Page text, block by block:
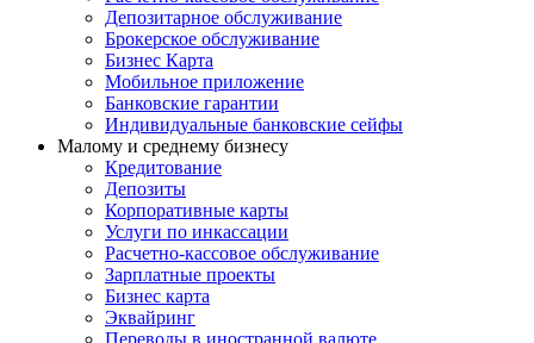
Депозитарное обслуживание
Брокерское обслуживание
Бизнес Карта
Мобильное приложение
Банковские гарантии
Индивидуальные банковские сейфы
Малому и среднему бизнесу
Кредитование
Депозиты
Корпоративные карты
Услуги по инкассации
Расчетно-кассовое обслуживание
Зарплатные проекты
Бизнес карта
Эквайринг
Переводы в иностранной валюте